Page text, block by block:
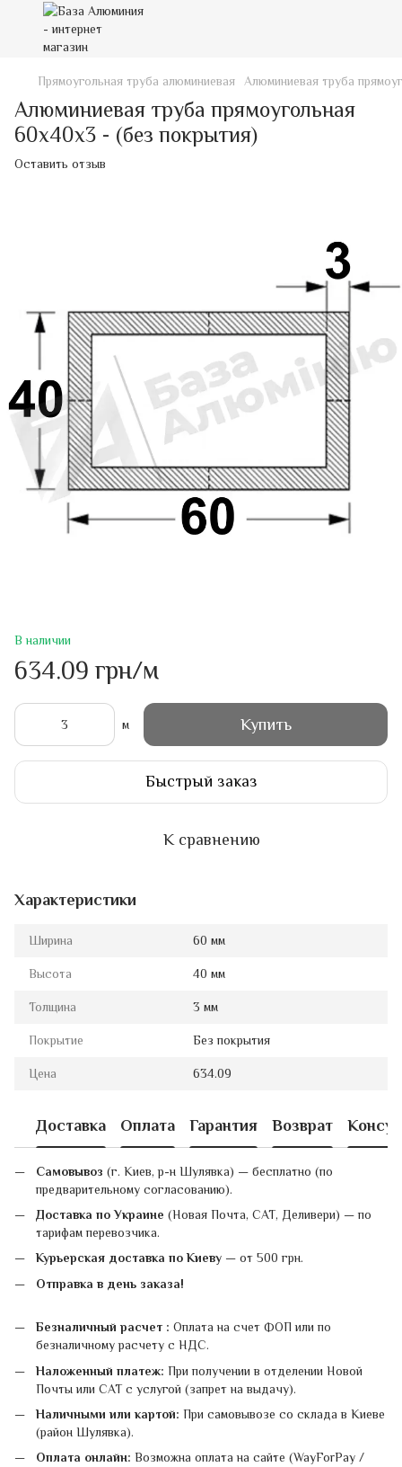
Прямоугольная труба алюминиевая Алюминиевая труба
Алюминиевая труба прямоугольная
60х40х3 - (без покрытия)
Оставить отзыв
В наличии
634.09 грн/м
м Купить
Быстрый заказ
К сравнению
Характеристики
Ширина 60 мм
Высота 40 мм
Толщина 3 мм
Покрытие Без покрытия
Цена 634.09
Доставка Оплата Гарантия Возврат
Самовывоз (г. Киев, р-н Шулявка) — бесплатно (по
предварительному согласованию).
Доставка по Украине (Новая Почта, САТ, Деливери) — по
тарифам перевозчика.
Курьерская доставка по Киеву — от 500 грн.
Отправка в день заказа!
Безналичный расчет : Оплата на счет ФОП или по
безналичному расчету с НДС.
Наложенный платеж: При получении в отделении Новой
Почты или САТ с услугой (запрет на выдачу).
Наличными или картой: При самовывозе со склада в Киеве
(район Шулявка).
Оплата онлайн: Возможна оплата на сайте (WayForPay /